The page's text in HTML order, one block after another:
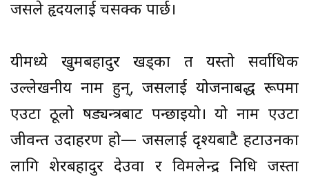
जसले हृदयलाई चसक्क पार्छ।
यीमध्ये खुमबहादुर खड्का त यस्तो सर्वाधिक
उल्लेखनीय नाम हुन्, जसलाई योजनाबद्ध रूपमा
एउटा ठूलो षड्यन्त्रबाट पन्छाइयो। यो नाम एउटा
जीवन्त उदाहरण हो— जसलाई दृश्यबाटै हटाउनका
लागि शेरबहादुर देउवा र विमलेन्द्र निधि जस्ता